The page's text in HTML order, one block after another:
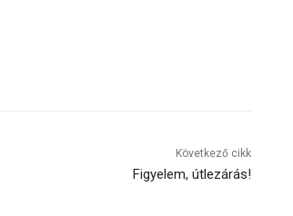
Következő cikk
Figyelem, útlezárás!